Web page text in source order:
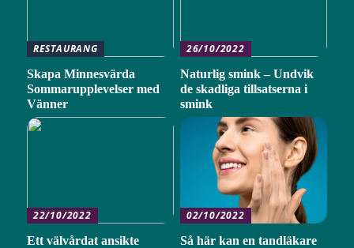
RESTAURANG
Skapa Minnesvärda
Sommarupplevelser med
Vänner
26/10/2022
Naturlig smink – Undvik
de skadliga tillsatserna i
smink
22/10/2022
Ett välvårdat ansikte
02/10/2022
Så här kan en tandläkare